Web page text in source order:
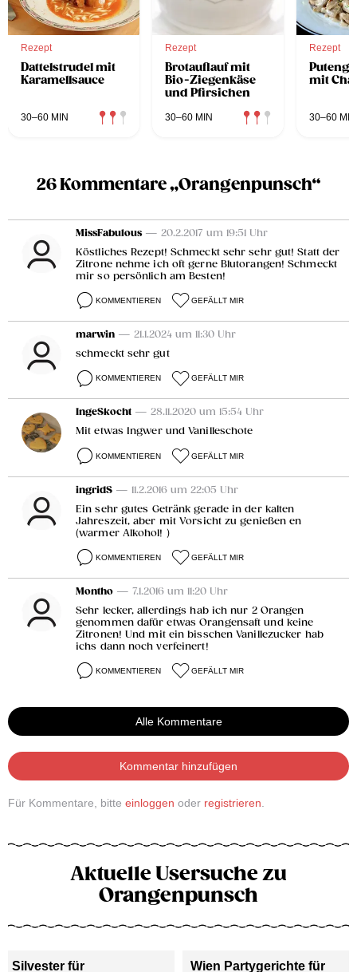
Rezept
Dattelstrudel mit
Karamellsauce
30–60 MIN
Rezept
Brotauflauf mit
Bio-Ziegenkäse
und Pfirsichen
30–60 MIN
Rezept
mit
30–60 MIN
26 Kommentare „Orangenpunsch“
MissFabulous — 20.2.2017 um 19:51 Uhr
Köstliches Rezept! Schmeckt sehr sehr gut! Statt der
Zitrone nehme ich oft gerne Blutorangen! Schmeckt
mir so persönlich am Besten!
KOMMENTIEREN GEFÄLLT MIR
marwin — 21.1.2024 um 11:30 Uhr
schmeckt sehr gut
KOMMENTIEREN GEFÄLLT MIR
IngeSkocht — 28.11.2020 um 15:54 Uhr
Mit etwas Ingwer und Vanilleschote
KOMMENTIEREN GEFÄLLT MIR
ingridS — 11.2.2016 um 22:05 Uhr
Ein sehr gutes Getränk gerade in der kalten
Jahreszeit, aber mit Vorsicht zu genießen en
(warmer Alkohol! )
KOMMENTIEREN GEFÄLLT MIR
Montho — 7.1.2016 um 11:20 Uhr
Sehr lecker, allerdings hab ich nur 2 Orangen
genommen dafür etwas Orangensaft und keine
Zitronen! Und mit ein bisschen Vanillezucker hab
ichs dann noch verfeinert!
KOMMENTIEREN GEFÄLLT MIR
Alle Kommentare
Kommentar hinzufügen
Für Kommentare, bitte einloggen oder registrieren
Aktuelle Usersuche zu
Orangenpunsch
Silvester für
Wien Partygerichte für